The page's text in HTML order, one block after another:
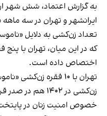
به گزارش اعتماد، شش شهر
تعداد زن‌کشی به دلایل
که در این میان، تهران با پنج
اختصاص داده است.
زن‌کشی در ۱۴۰۲ هم
خصوص امنیت زنان در